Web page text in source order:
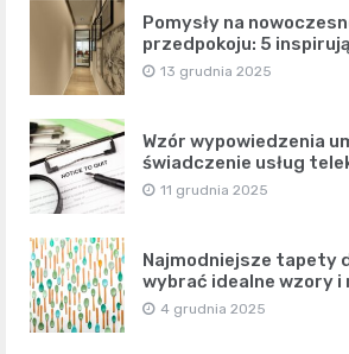
Pomysły na
przedpokoju: 5
13 grudnia 2025
Wzór wypowiedzenia
świadczenie usług
11 grudnia 2025
Najmodniejsze tapety
wybrać idealne wzory i
4 grudnia 2025